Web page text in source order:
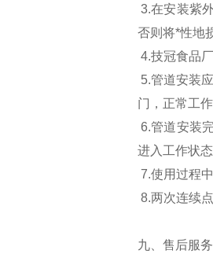
3.在安装紫
否则将*性地
4.技冠食品
5.管道安装
门，正常工
6.管道安装
进入工作状
7.使用过程
8.两次连续
九、售后服务